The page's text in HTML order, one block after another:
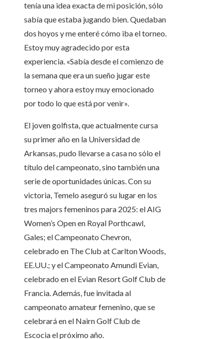
tenía una idea exacta de mi posición, sólo
sabía que estaba jugando bien. Quedaban
dos hoyos y me enteré cómo iba el torneo.
Estoy muy agradecido por esta
experiencia. «Sabía desde el comienzo de
la semana que era un sueño jugar este
torneo y ahora estoy muy emocionado
por todo lo que está por venir».
El joven golfista, que actualmente cursa
su primer año en la Universidad de
Arkansas, pudo llevarse a casa no sólo el
título del campeonato, sino también una
serie de oportunidades únicas. Con su
victoria, Temelo aseguró su lugar en los
tres majors femeninos para 2025: el AIG
Women’s Open en Royal Porthcawl,
Gales; el Campeonato Chevron,
celebrado en The Club at Carlton Woods,
EE.UU.; y el Campeonato Amundi Evian,
celebrado en el Evian Resort Golf Club de
Francia. Además, fue invitada al
campeonato amateur femenino, que se
celebrará en el Nairn Golf Club de
Escocia el próximo año.